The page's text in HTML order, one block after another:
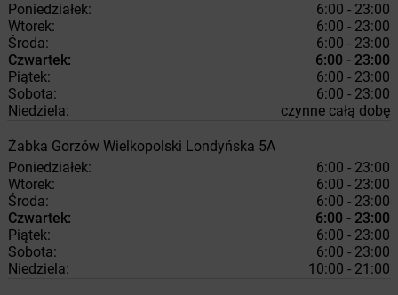
Poniedziałek:
6:00 - 23:00
Wtorek:
6:00 - 23:00
Środa:
6:00 - 23:00
Czwartek:
6:00 - 23:00
Piątek:
6:00 - 23:00
Sobota:
6:00 - 23:00
Niedziela:
czynne całą dobę
Żabka Gorzów Wielkopolski Londyńska 5A
Poniedziałek:
6:00 - 23:00
Wtorek:
6:00 - 23:00
Środa:
6:00 - 23:00
Czwartek:
6:00 - 23:00
Piątek:
6:00 - 23:00
Sobota:
6:00 - 23:00
Niedziela:
10:00 - 21:00